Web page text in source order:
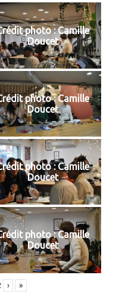
photo : Camille
Doucet
photo : Camille
Doucet
photo : Camille
Doucet
photo : Camille
Doucet
› »